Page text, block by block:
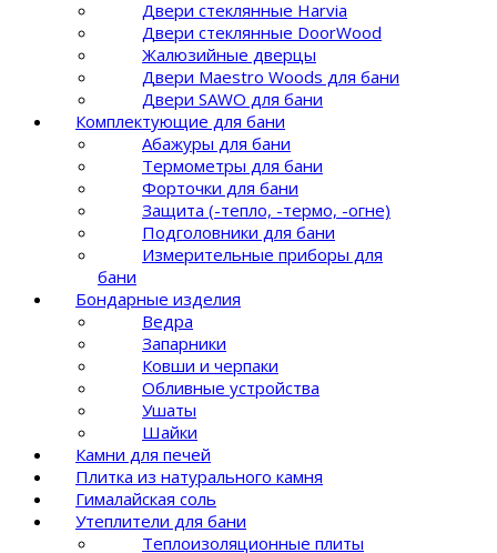
Двери стеклянные Harvia
Двери стеклянные DoorWood
Жалюзийные дверцы
Двери Maestro Woods для бани
Двери SAWO для бани
Комплектующие для бани
Абажуры для бани
Термометры для бани
Форточки для бани
Защита (-тепло, -термо, -огне)
Подголовники для бани
Измерительные приборы для
бани
Бондарные изделия
Ведра
Запарники
Ковши и черпаки
Обливные устройства
Ушаты
Шайки
Камни для печей
Плитка из натурального камня
Гималайская соль
Утеплители для бани
Теплоизоляционные плиты